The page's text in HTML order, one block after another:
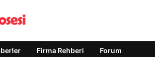
Firma Rehberi Forum